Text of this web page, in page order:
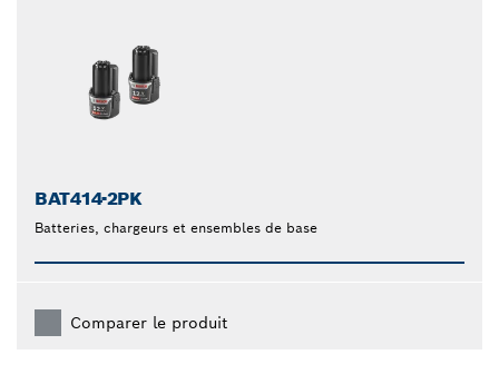
BAT414-2PK
Batteries, chargeurs et ensembles de base
Comparer le produit